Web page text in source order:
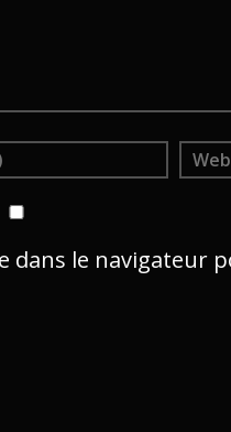
dans le navigateur